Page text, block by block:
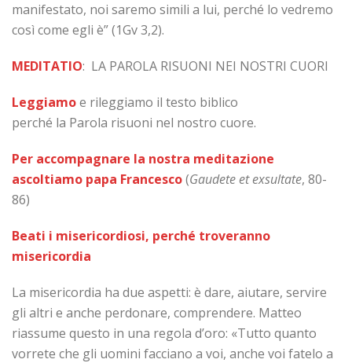
manifestato, noi saremo simili a lui, perché lo vedremo
così come egli è” (1Gv 3,2).
MEDITATIO: LA PAROLA RISUONI NEI NOSTRI CUORI
Leggiamoe rileggiamo il testo biblico
perché la Parola risuoni nel nostro cuore.
Per accompagnare la nostra meditazione
ascoltiamo papa Francesco(Gaudete et exsultate, 80-
86)
Beati i misericordiosi, perché troveranno
misericordia
La misericordia ha due aspetti: è dare, aiutare, servire
gli altri e anche perdonare, comprendere. Matteo
riassume questo in una regola d’oro: «Tutto quanto
vorrete che gli uomini facciano a voi, anche voi fatelo a